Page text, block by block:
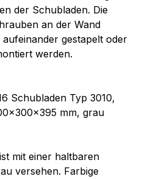
der Schubladen. Die
an der Wand
gestapelt oder
werden.
Schubladen Typ 3010,
mm, grau
mit einer haltbaren
versehen. Farbige